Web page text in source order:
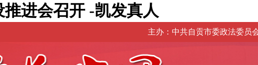
进会召开 -凯发真人
主办：中共自贡市委政法委员